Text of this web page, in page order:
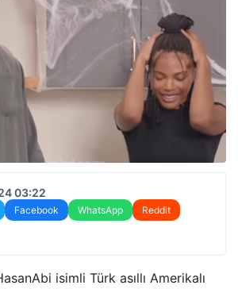
03:22
Facebook WhatsApp
Reddit
isimli Türk asıllı Amerikalı